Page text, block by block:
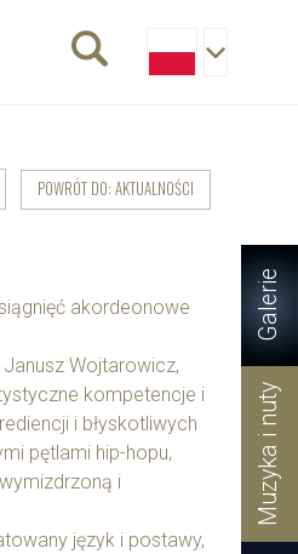
Galerie
Muzyka i nuty
POWRÓT DO: AKTUALNOŚCI
akordeonowe
Wojtarowicz,
kompetencje i
i błyskotliwych
pętlami hip-hopu,
i
język i postawy,